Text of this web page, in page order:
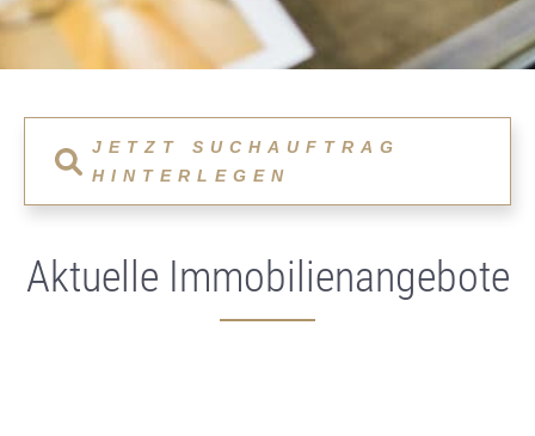
JETZT SUCHAUFTRAG
HINTERLEGEN
Aktuelle Immobilienangebote